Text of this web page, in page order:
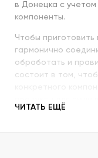
в Донецка с
компоненты.
Чтобы
гармонично
обработать и
состоит в том,
их со знанием всех
ЧИТАТЬ ЕЩЁ